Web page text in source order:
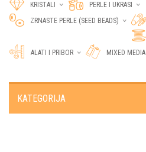
KRISTALI
PERLE I UKRASI
ZRNASTE PERLE (SEED BEADS)
ALATI I PRIBOR MIXED MEDIA
KATEGORIJA